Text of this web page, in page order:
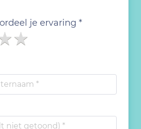
je ervaring *